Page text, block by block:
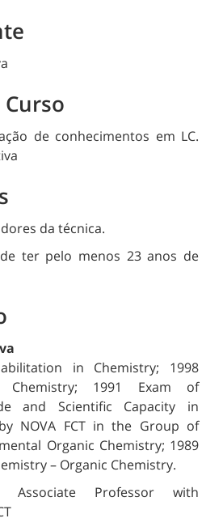
de conhecimentos em LC.
da técnica.
ter pelo menos 23 anos de
in Chemistry; 1998
1991 Exam of
and Scientific Capacity in
NOVA FCT in the Group of
Organic Chemistry; 1989
– Organic Chemistry.
Associate Professor with